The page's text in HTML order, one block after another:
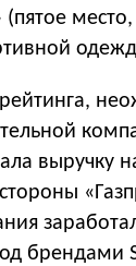
выручку
брендами